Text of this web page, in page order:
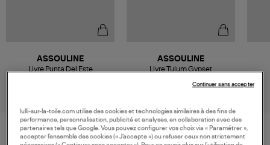
ASSOULINE
Livre Punta Del Este
ASSOULINE
Livre Tulum Gypset
lulli-sur-la-toile.com utilise des cookies et technologies similaires à des fins de
performance, personnalisation, publicité et analyses, en collaboration avec des
partenaires tels que Google. Vous pouvez configurer vos choix via « Paramétrer »,
accepter l’ensemble des cookies (« J’accepte ») ou refuser ceux non strictement
Continuer sans accepter